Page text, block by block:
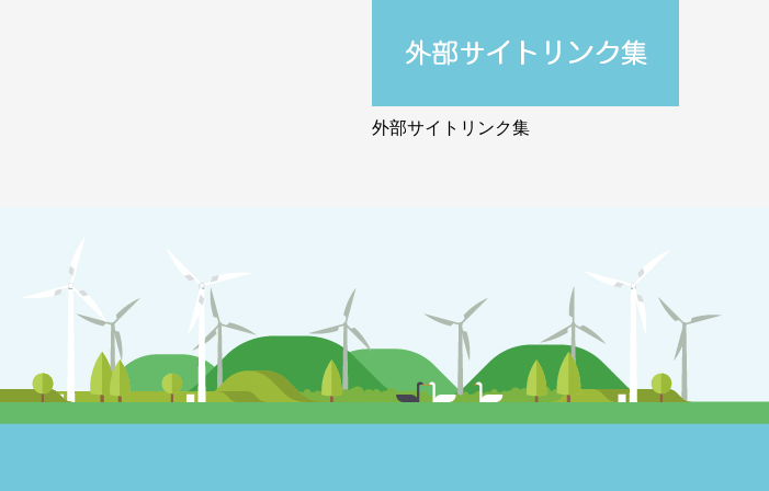
外部サイトリンク集